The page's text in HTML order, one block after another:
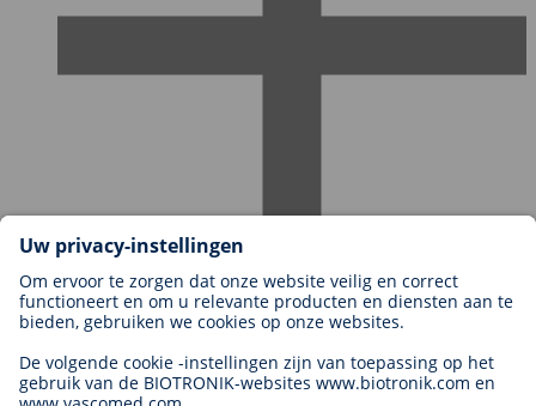
Carrières bij BIOTRONIK
Carrièreniveaus
Waarom met ons werken?
Sollicitatie
Carrièremogelijkheden